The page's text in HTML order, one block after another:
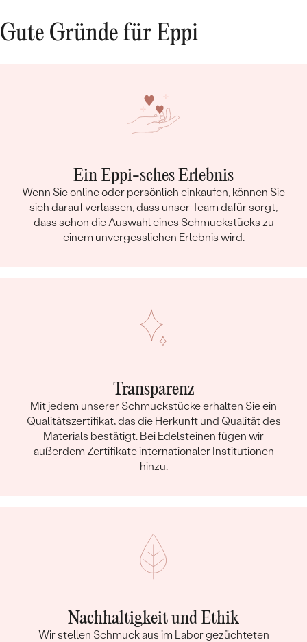
Gute Gründe für Eppi
Ein Eppi-sches Erlebnis
Wenn Sie online oder persönlich einkaufen, können Sie
sich darauf verlassen, dass unser Team dafür sorgt,
dass schon die Auswahl eines Schmuckstücks zu
einem unvergesslichen Erlebnis wird.
Transparenz
Mit jedem unserer Schmuckstücke erhalten Sie ein
Qualitätszertifikat, das die Herkunft und Qualität des
Materials bestätigt. Bei Edelsteinen fügen wir
außerdem Zertifikate internationaler Institutionen
hinzu.
Nachhaltigkeit und Ethik
Wir stellen Schmuck aus im Labor gezüchteten